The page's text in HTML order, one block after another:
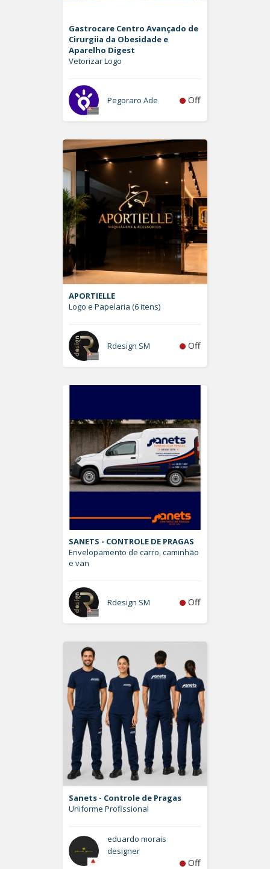
Gastrocare Centro Avançado de
Cirurgiia da Obesidade e
Aparelho Digest
Vetorizar Logo
Pegoraro Ade Off
APORTIELLE
Logo e Papelaria (6 itens)
Rdesign SM Off
SANETS - CONTROLE DE PRAGAS
Envelopamento de carro, caminhão
e van
Rdesign SM Off
Sanets - Controle de Pragas
Uniforme Profissional
eduardo morais
designer
Off